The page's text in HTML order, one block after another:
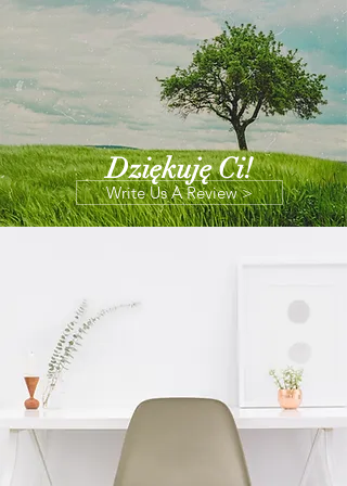
Dziękuję Ci!
Write Us A Review >